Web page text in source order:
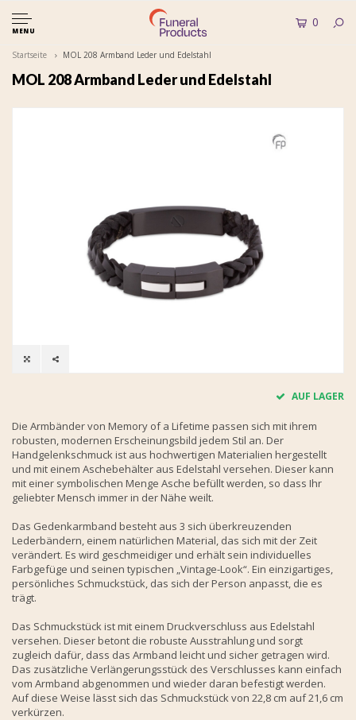
MENU
0
Startseite MOL 208 Armband Leder und Edelstahl
MOL 208 Armband Leder und Edelstahl
AUF LAGER
Die Armbänder von Memory of a Lifetime passen sich mit ihrem
robusten, modernen Erscheinungsbild jedem Stil an. Der
Handgelenkschmuck ist aus hochwertigen Materialien hergestellt
und mit einem Aschebehälter aus Edelstahl versehen. Dieser kann
mit einer symbolischen Menge Asche befüllt werden, so dass Ihr
geliebter Mensch immer in der Nähe weilt.
Das Gedenkarmband besteht aus 3 sich überkreuzenden
Lederbändern, einem natürlichen Material, das sich mit der Zeit
verändert. Es wird geschmeidiger und erhält sein individuelles
Farbgefüge und seinen typischen „Vintage-Look“. Ein einzigartiges,
persönliches Schmuckstück, das sich der Person anpasst, die es
trägt.
Das Schmuckstück ist mit einem Druckverschluss aus Edelstahl
versehen. Dieser betont die robuste Ausstrahlung und sorgt
zugleich dafür, dass das Armband leicht und sicher getragen wird.
Das zusätzliche Verlängerungsstück des Verschlusses kann einfach
vom Armband abgenommen und wieder daran befestigt werden.
Auf diese Weise lässt sich das Schmuckstück von 22,8 cm auf 21,6 cm
verkürzen.